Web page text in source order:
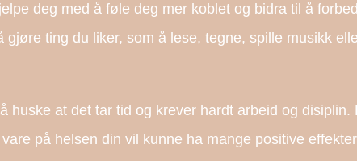
deg med å føle deg mer koblet og bidra til å
ting du liker, som å lese, tegne, spille musikk
huske at det tar tid og krever hardt arbeid og disiplin.
på helsen din vil kunne ha mange positive